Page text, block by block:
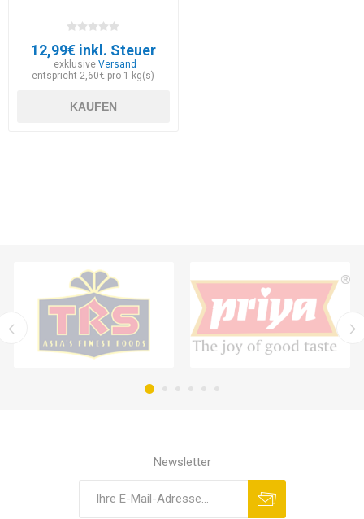
12,99€ inkl. Steuer
exklusiveVersand
entspricht 2,60€ pro 1 kg(s)
KAUFEN
Newsletter